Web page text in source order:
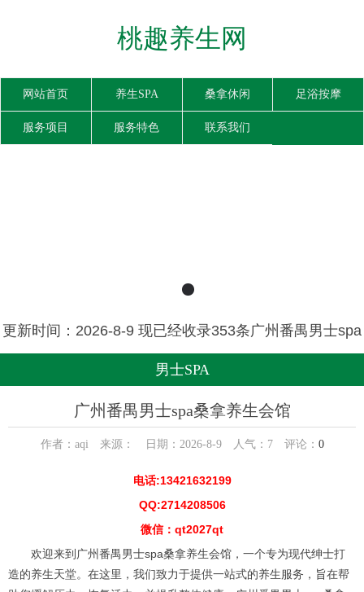
桃趣养生网
网站首页 养生SPA 桑拿休闲 足浴按摩
服务项目 服务特色 联系我们
更新时间：2026-8-9 现已经收录353条广州番禺男士spa
桑拿养生会馆信息
男士SPA
广州番禺男士spa桑拿养生会馆
作者：aqi 来源： 日期：2026-8-9 人气： 7评论： 0
电话:13421632199
QQ:2714208506
微信：qt2027qt
欢迎来到广州番禺男士spa桑拿养生会馆，一个专为现代绅士打
造的养生天堂。在这里，我们致力于提供一站式的养生服务，旨在帮